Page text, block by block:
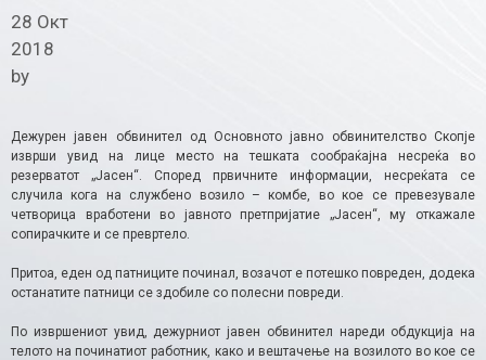
28 Окт
2018
by
Дежурен јавен обвинител од Основното јавно обвинителство Скопје
изврши увид на лице место на тешката сообраќајна несреќа во
резерватот „Јасен“. Според првичните информации, несреќата се
случила кога на службено возило – комбе, во кое се превезувале
четворица вработени во јавното претпријатие „Јасен“, му откажале
сопирачките и се превртело.
Притоа, еден од патниците починал, возачот е потешко повреден, додека
останатите патници се здобиле со полесни повреди.
По извршениот увид, дежурниот јавен обвинител нареди обдукција на
телото на починатиот работник, како и вештачење на возилото во кое се